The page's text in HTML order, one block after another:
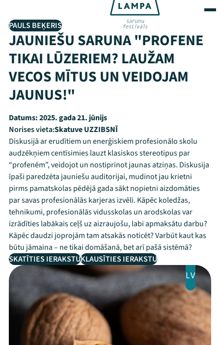
PAULS BEĶERIS
JAUNIEŠU SARUNA "PROFENE
TIKAI LŪZERIEM? LAUŽAM
VECOS MĪTUS UN VEIDOJAM
JAUNUS!"
Datums:2025. gada 21. jūnijs
Norises vieta:Skatuve UZZIBSNĪ
Diskusijā ar erudītiem un enerģiskiem profesionālo skolu
audzēkņiem centīsimies lauzt klasiskos stereotipus par
“profenēm”, veidojot un nostiprinot jaunas atziņas. Diskusija
īpaši paredzēta jauniešu auditorijai, mudinot jau krietni
pirms pamatskolas pēdējā gada sākt nopietni aizdomāties
par savas profesionālās karjeras izvēli. Kāpēc koledžas,
tehnikumi, profesionālās vidusskolas un arodskolas var
izrādīties labākais ceļš uz aizraujošu, labi apmaksātu darbu?
Kāpēc daudzi joprojām tam atsakās noticēt? Varbūt kaut kas
būtu jāmaina – ne tikai domāšanā, bet arī pašā sistēmā?
SKATĪTIES IERAKSTUKLAUSĪTIES IERAKSTU
LV